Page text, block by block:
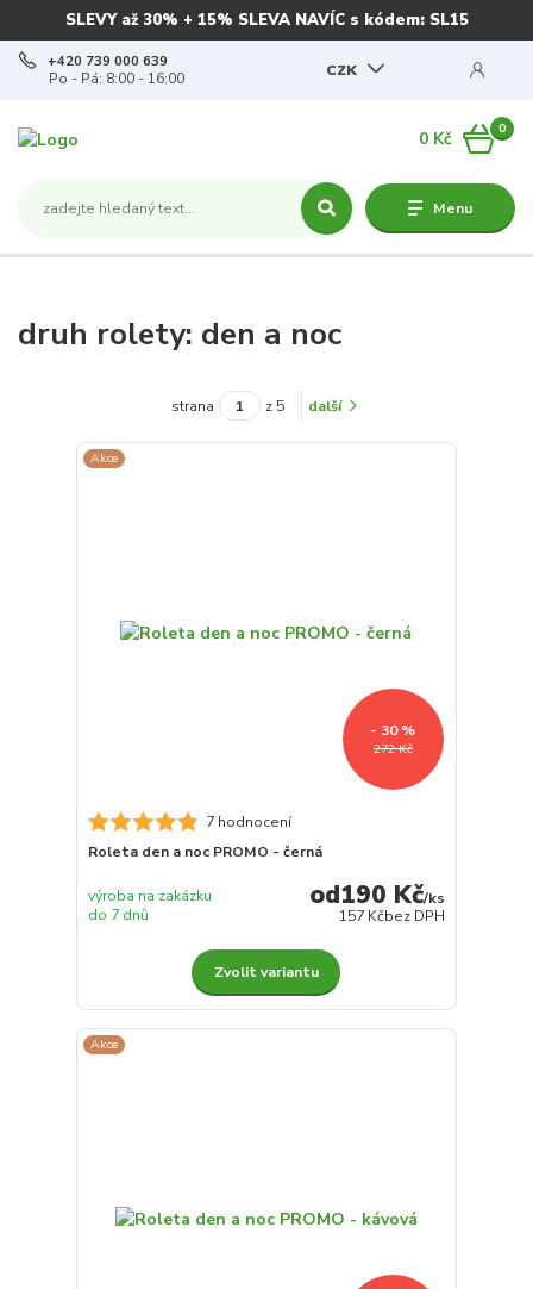
SLEVY až 30% + 15% SLEVA NAVÍC s kódem: SL15
Menu
CZK
+420 739 000 639
Po - Pá: 8:00 - 16:00
0
0 Kč
druh rolety: den a noc
strana z 5 další
Akce
272 Kč
- 30 %
7 hodnocení
Roleta den a noc PROMO - černá
190 Kč/ks
157 Kčbez DPH
výroba na zakázku
do 7 dnů
Zvolit variantu
Akce